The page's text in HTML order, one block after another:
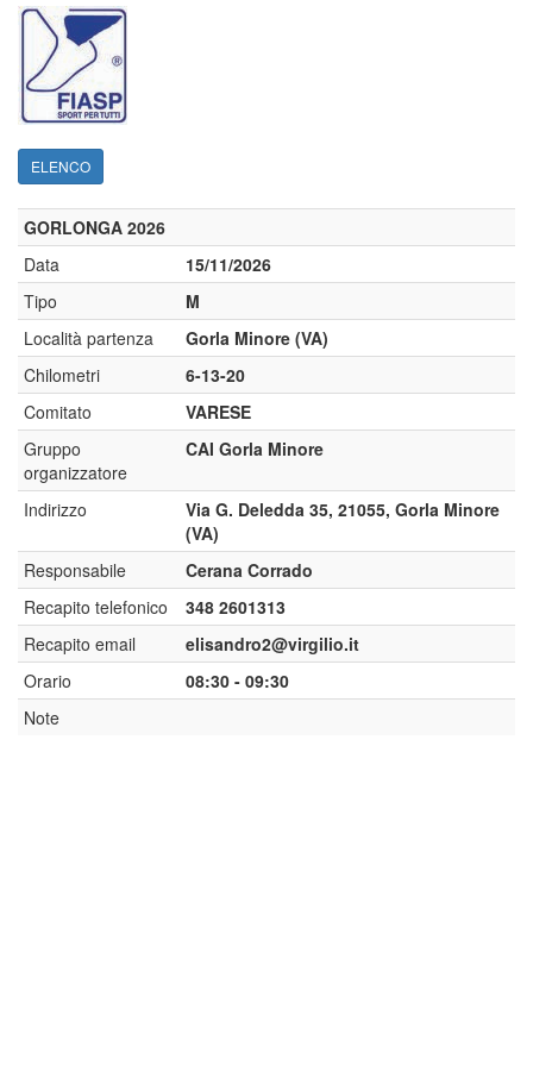
ELENCO
GORLONGA 2026
Data
15/11/2026
Tipo
M
Località partenza
Gorla Minore (VA)
Chilometri
6-13-20
Comitato
VARESE
Gruppo
organizzatore
CAI Gorla Minore
Indirizzo
Via G. Deledda 35, 21055, Gorla Minore
(VA)
Responsabile
Cerana Corrado
Recapito telefonico
348 2601313
Recapito email
elisandro2@virgilio.it
Orario
08:30 - 09:30
Note